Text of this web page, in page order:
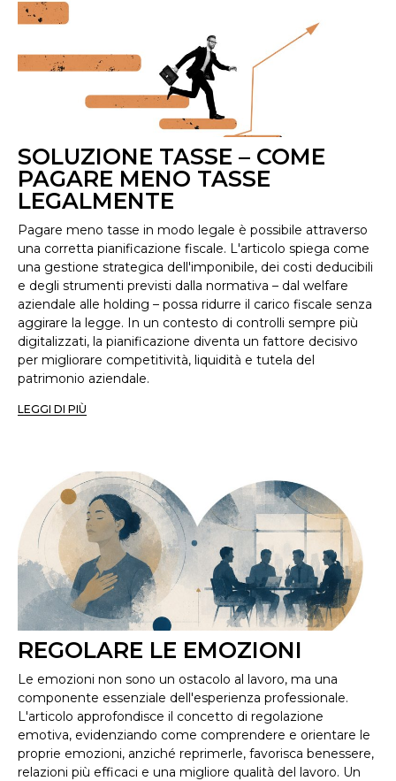
SOLUZIONE TASSE – COME
PAGARE MENO TASSE
LEGALMENTE
Pagare meno tasse in modo legale è possibile attraverso
una corretta pianificazione fiscale. L'articolo spiega come
una gestione strategica dell'imponibile, dei costi deducibili
e degli strumenti previsti dalla normativa – dal welfare
aziendale alle holding – possa ridurre il carico fiscale senza
aggirare la legge. In un contesto di controlli sempre più
digitalizzati, la pianificazione diventa un fattore decisivo
per migliorare competitività, liquidità e tutela del
patrimonio aziendale.
LEGGI DI PIÙ
REGOLARE LE EMOZIONI
Le emozioni non sono un ostacolo al lavoro, ma una
componente essenziale dell'esperienza professionale.
L'articolo approfondisce il concetto di regolazione
emotiva, evidenziando come comprendere e orientare le
proprie emozioni, anziché reprimerle, favorisca benessere,
relazioni più efficaci e una migliore qualità del lavoro. Un